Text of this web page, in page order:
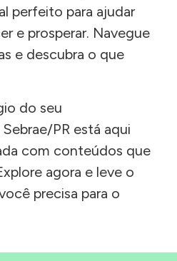
perfeito para ajudar
e prosperar. Navegue
e descubra o que
do seu
PR está aqui
com conteúdos que
agora e leve o
precisa para o